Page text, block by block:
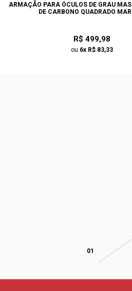
ARMAÇÃO PARA ÓCULOS DE GRAU
DE CARBONO QUADRADO
R$ 499,98
ou 6x R$ 83,33
01